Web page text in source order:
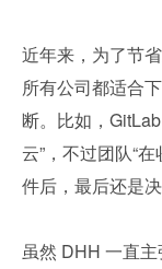
近年来，为了节
所有公司都适合
断。比如，
云”，不过团队“
件后，最后还是
虽然 DHH 一直